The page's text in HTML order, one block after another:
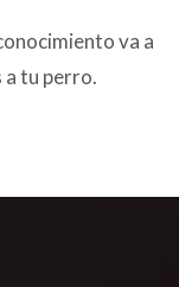
va a
a tu perro.